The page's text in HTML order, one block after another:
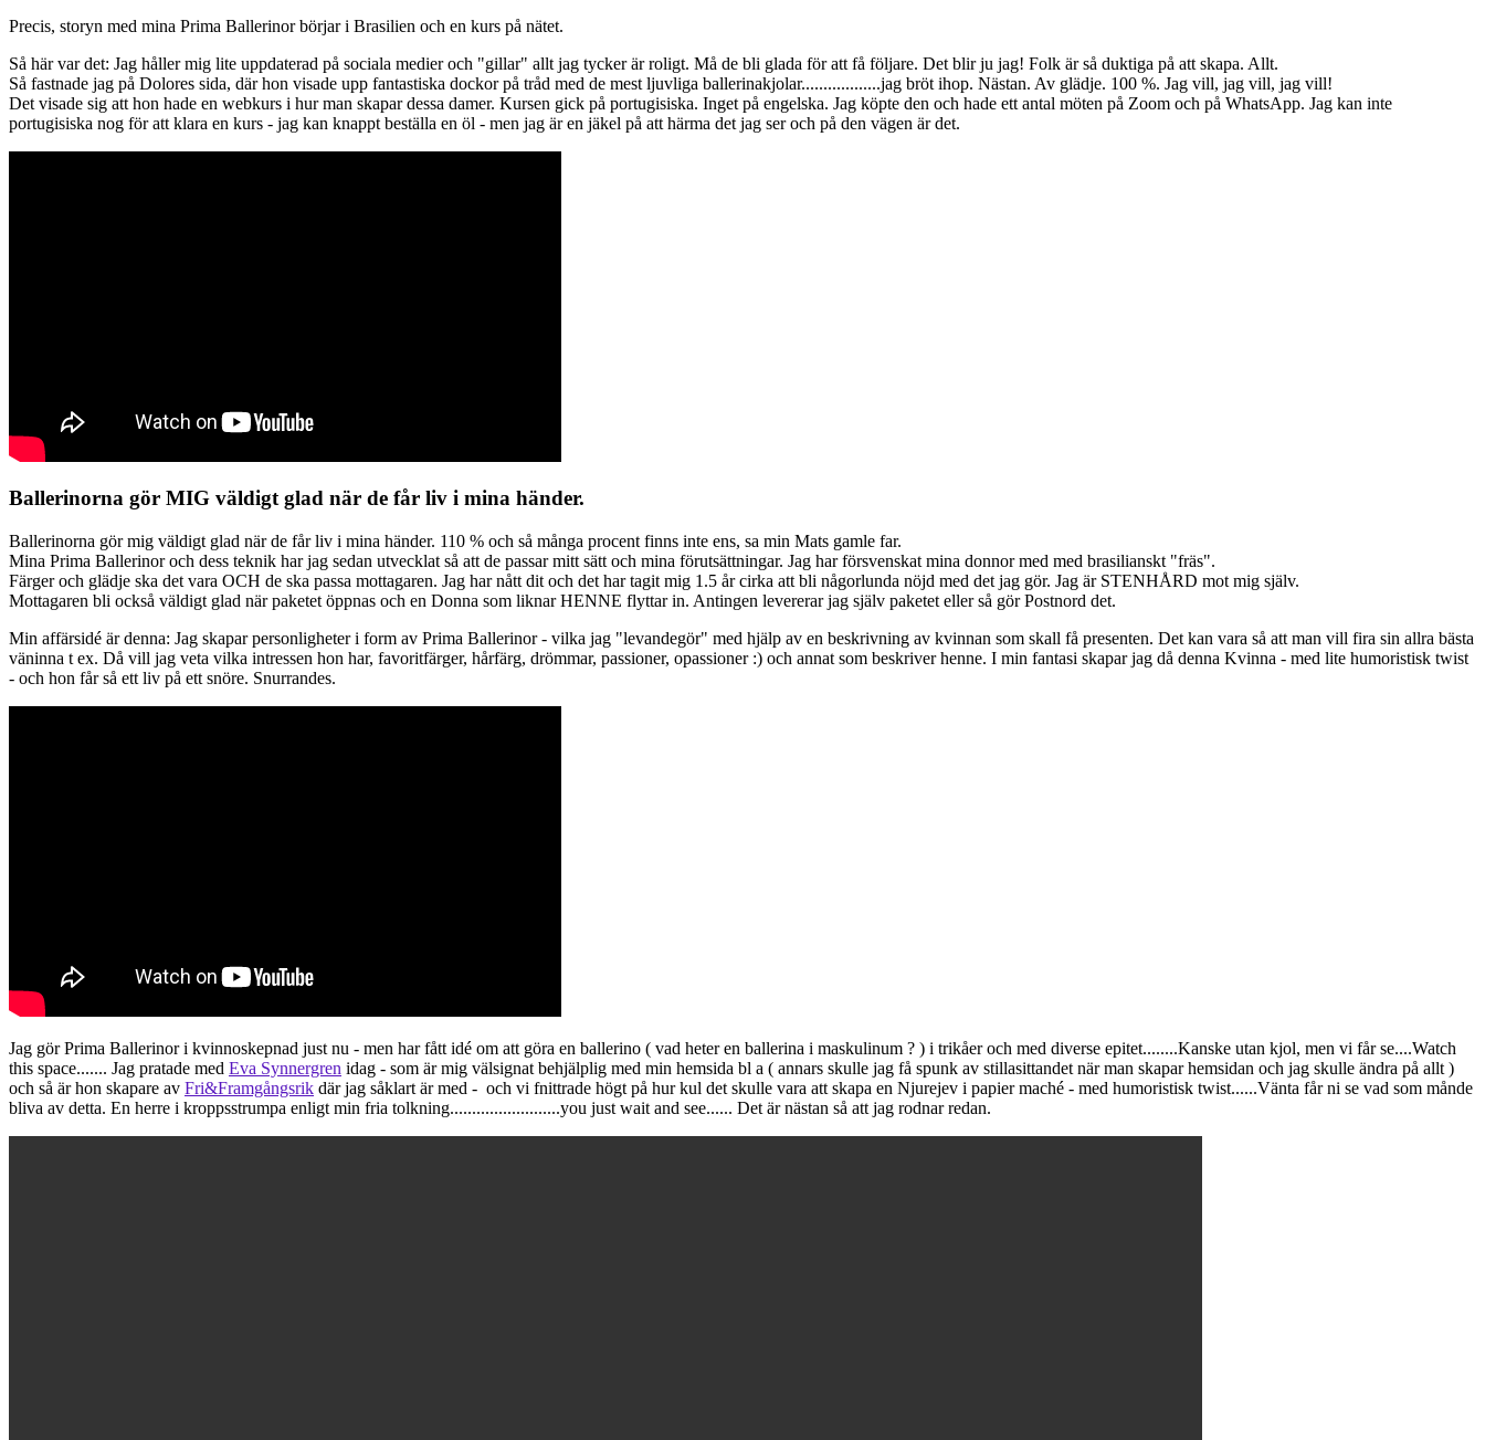
Precis, storyn med mina Prima Ballerinor börjar i Brasilien och en kurs på nätet.
Så här var det: Jag håller mig lite uppdaterad på sociala medier och "gillar" allt jag tycker är roligt. Må de bli glada för att få följare. Det blir ju jag! Folk är så duktiga på att skapa. Allt.
Så fastnade jag på Dolores sida, där hon visade upp fantastiska dockor på tråd med de mest ljuvliga ballerinakjolar..................jag bröt ihop. Nästan. Av glädje. 100 %. Jag vill, jag vill, jag vill!
Det visade sig att hon hade en webkurs i hur man skapar dessa damer. Kursen gick på portugisiska. Inget på engelska. Jag köpte den och hade ett antal möten på Zoom och på WhatsApp. Jag kan inte
portugisiska nog för att klara en kurs - jag kan knappt beställa en öl - men jag är en jäkel på att härma det jag ser och på den vägen är det.
Ballerinorna gör MIG väldigt glad när de får liv i mina händer.
Ballerinorna gör mig väldigt glad när de får liv i mina händer. 110 % och så många procent finns inte ens, sa min Mats gamle far.
Mina Prima Ballerinor och dess teknik har jag sedan utvecklat så att de passar mitt sätt och mina förutsättningar. Jag har försvenskat mina donnor med med brasilianskt "fräs".
Färger och glädje ska det vara OCH de ska passa mottagaren. Jag har nått dit och det har tagit mig 1.5 år cirka att bli någorlunda nöjd med det jag gör. Jag är STENHÅRD mot mig själv.
Mottagaren bli också väldigt glad när paketet öppnas och en Donna som liknar HENNE flyttar in. Antingen levererar jag själv paketet eller så gör Postnord det.
Min affärsidé är denna: Jag skapar personligheter i form av Prima Ballerinor - vilka jag "levandegör" med hjälp av en beskrivning av kvinnan som skall få presenten. Det kan vara så att man vill fira sin allra bästa
väninna t ex. Då vill jag veta vilka intressen hon har, favoritfärger, hårfärg, drömmar, passioner, opassioner :) och annat som beskriver henne. I min fantasi skapar jag då denna Kvinna - med lite humoristisk twist
- och hon får så ett liv på ett snöre. Snurrandes.
Jag gör Prima Ballerinor i kvinnoskepnad just nu - men har fått idé om att göra en ballerino ( vad heter en ballerina i maskulinum ? ) i trikåer och med diverse epitet........Kanske utan kjol, men vi får se....Watch
this space....... Jag pratade med Eva Synnergren idag - som är mig välsignat behjälplig med min hemsida bl a ( annars skulle jag få spunk av stillasittandet när man skapar hemsidan och jag skulle ändra på allt )
och så är hon skapare av Fri&Framgångsrik där jag såklart är med - och vi fnittrade högt på hur kul det skulle vara att skapa en Njurejev i papier maché - med humoristisk twist......Vänta får ni se vad som månde
bliva av detta. En herre i kroppsstrumpa enligt min fria tolkning.........................you just wait and see...... Det är nästan så att jag rodnar redan.